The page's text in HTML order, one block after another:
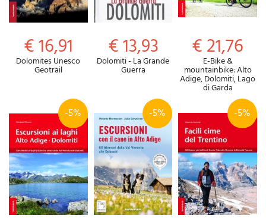
€ 16,91
Dolomites Unesco
Geotrail
€ 13,93
Dolomiti - La Grande
Guerra
€ 21,76
E-Bike &
mountainbike: Alto
Adige, Dolomiti, Lago
di Garda
-5% -5% -5%